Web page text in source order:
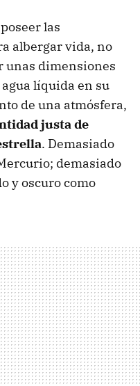
las
albergar vida, no
unas dimensiones
líquida en su
de una atmósfera,
justa de
. Demasiado
demasiado
y oscuro como